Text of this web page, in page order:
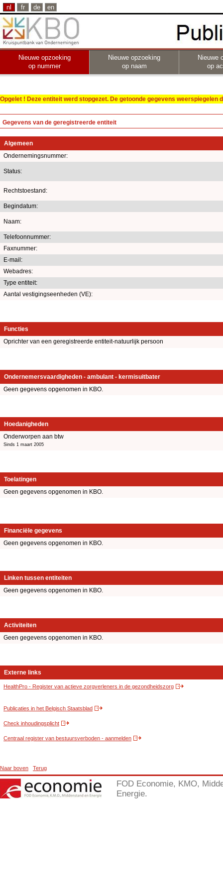
nl fr de en
Nieuwe opzoeking
op nummer
Nieuwe opzoeking
op naam
Nieuwe
op
Opgelet ! Deze entiteit werd stopgezet. De getoonde gegevens
Gegevens van de geregistreerde entiteit
Algemeen
Ondernemingsnummer:
Status:
Rechtstoestand:
Begindatum:
Naam:
Telefoonnummer:
Faxnummer:
E-mail:
Webadres:
Type entiteit:
Aantal vestigingseenheden (VE):
Functies
Oprichter van een geregistreerde entiteit-natuurlijk persoon
Ondernemersvaardigheden - ambulant - kermisuitbater
Geen gegevens opgenomen in KBO.
Hoedanigheden
Onderworpen aan btw
Sinds 1 maart 2005
Toelatingen
Geen gegevens opgenomen in KBO.
Financiële gegevens
Geen gegevens opgenomen in KBO.
Linken tussen entiteiten
Geen gegevens opgenomen in KBO.
Activiteiten
Geen gegevens opgenomen in KBO.
Externe links
HealthPro - Register van actieve zorgverleners in de gezondheidszorg
Publicaties in het Belgisch Staatsblad
Check inhoudingsplicht
Centraal register van bestuursverboden - aanmelden
Naar boven Terug
FOD Economie, KMO,
Energie.